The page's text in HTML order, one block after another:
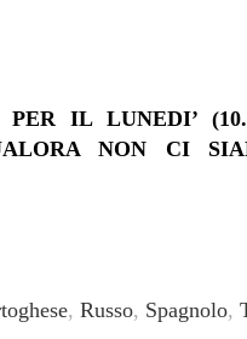
IL LUNEDI’
NON CI
, Russo, Spagnolo,